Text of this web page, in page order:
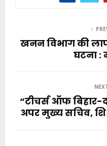
खनन विभाग की
घटना :
“टीचर्स ऑफ
अपर मुख्य सचिव,